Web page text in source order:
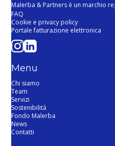
Malerba & Partners è un marchio
FAQ
Cookie e privacy policy
Portale fatturazione elettronica
Menu
Chi siamo
Team
Servizi
Sostenibilità
Fondo Malerba
News
Contatti